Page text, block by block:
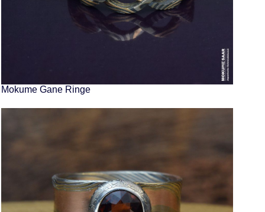
Mokume Gane Ringe